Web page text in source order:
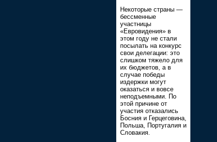
Некоторые страны —
бессменные
участницы
«Евровидения» в
этом году не стали
посылать на конкурс
свои делегации: это
слишком тяжело для
их бюджетов, а в
случае победы
издержки могут
оказаться и вовсе
неподъемными. По
этой причине от
участия отказались
Босния и Герцеговина,
Польша, Португалия и
Словакия.